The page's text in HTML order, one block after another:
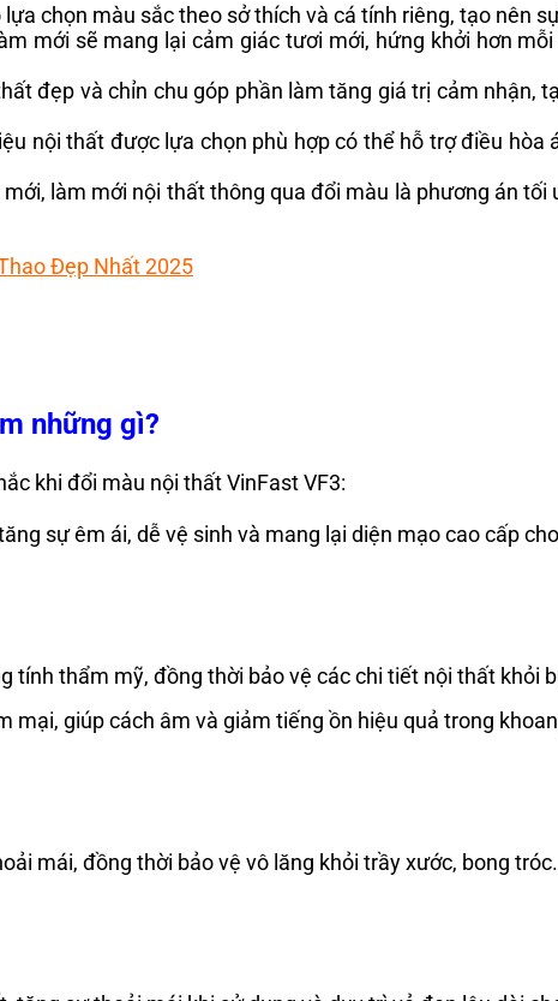
chọn màu sắc theo sở thích và cá tính riêng, tạo nên
mới sẽ mang lại cảm giác tươi mới, hứng khởi hơn
đẹp và chỉn chu góp phần làm tăng giá trị cảm nhận,
nội thất được lựa chọn phù hợp có thể hỗ trợ điều hòa
làm mới nội thất thông qua đổi màu là phương án
Đẹp Nhất 2025
những gì?
khi đổi màu nội thất VinFast VF3:
sự êm ái, dễ vệ sinh và mang lại diện mạo cao cấp
tính thẩm mỹ, đồng thời bảo vệ các chi tiết nội thất khỏi
mại, giúp cách âm và giảm tiếng ồn hiệu quả trong
mái, đồng thời bảo vệ vô lăng khỏi trầy xước, bong tróc.